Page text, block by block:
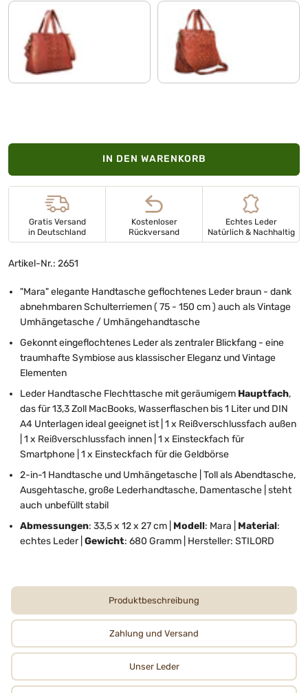
arona - braun cognac - used
IN DEN WARENKORB
Gratis Versand
in Deutschland
Kostenloser
Rückversand
Echtes Leder
Natürlich & Nachhaltig
Artikel-Nr.: 2651
"Mara" elegante Handtasche geflochtenes Leder braun - dank
abnehmbaren Schulterriemen ( 75 - 150 cm ) auch als Vintage
Umhängetasche / Umhängehandtasche
Gekonnt eingeflochtenes Leder als zentraler Blickfang - eine
traumhafte Symbiose aus klassischer Eleganz und Vintage
Elementen
Leder Handtasche Flechttasche mit geräumigem Hauptfach,
das für 13,3 Zoll MacBooks, Wasserflaschen bis 1 Liter und DIN
A4 Unterlagen ideal geeignet ist | 1 x Reißverschlussfach außen
| 1 x Reißverschlussfach innen | 1 x Einsteckfach für
Smartphone | 1 x Einsteckfach für die Geldbörse
2-in-1 Handtasche und Umhängetasche | Toll als Abendtasche,
Ausgehtasche, große Lederhandtasche, Damentasche | steht
auch unbefüllt stabil
Abmessungen: 33,5 x 12 x 27 cm | Modell: Mara | Material:
echtes Leder | Gewicht: 680 Gramm | Hersteller: STILORD
Produktbeschreibung
Zahlung und Versand
Unser Leder